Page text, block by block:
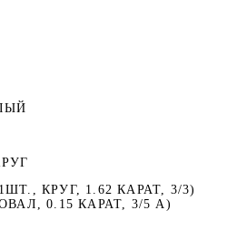
КРУГ, 1.62 КАРАТ, 3/3)
0.15 КАРАТ, 3/5 А)